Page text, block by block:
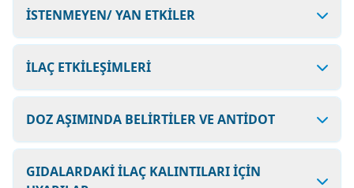
İSTENMEYEN/ YAN ETKİLER
İLAÇ ETKİLEŞİMLERİ
DOZ AŞIMINDA BELİRTİLER VE ANTİDOT
GIDALARDAKİ İLAÇ KALINTILARI İÇİN